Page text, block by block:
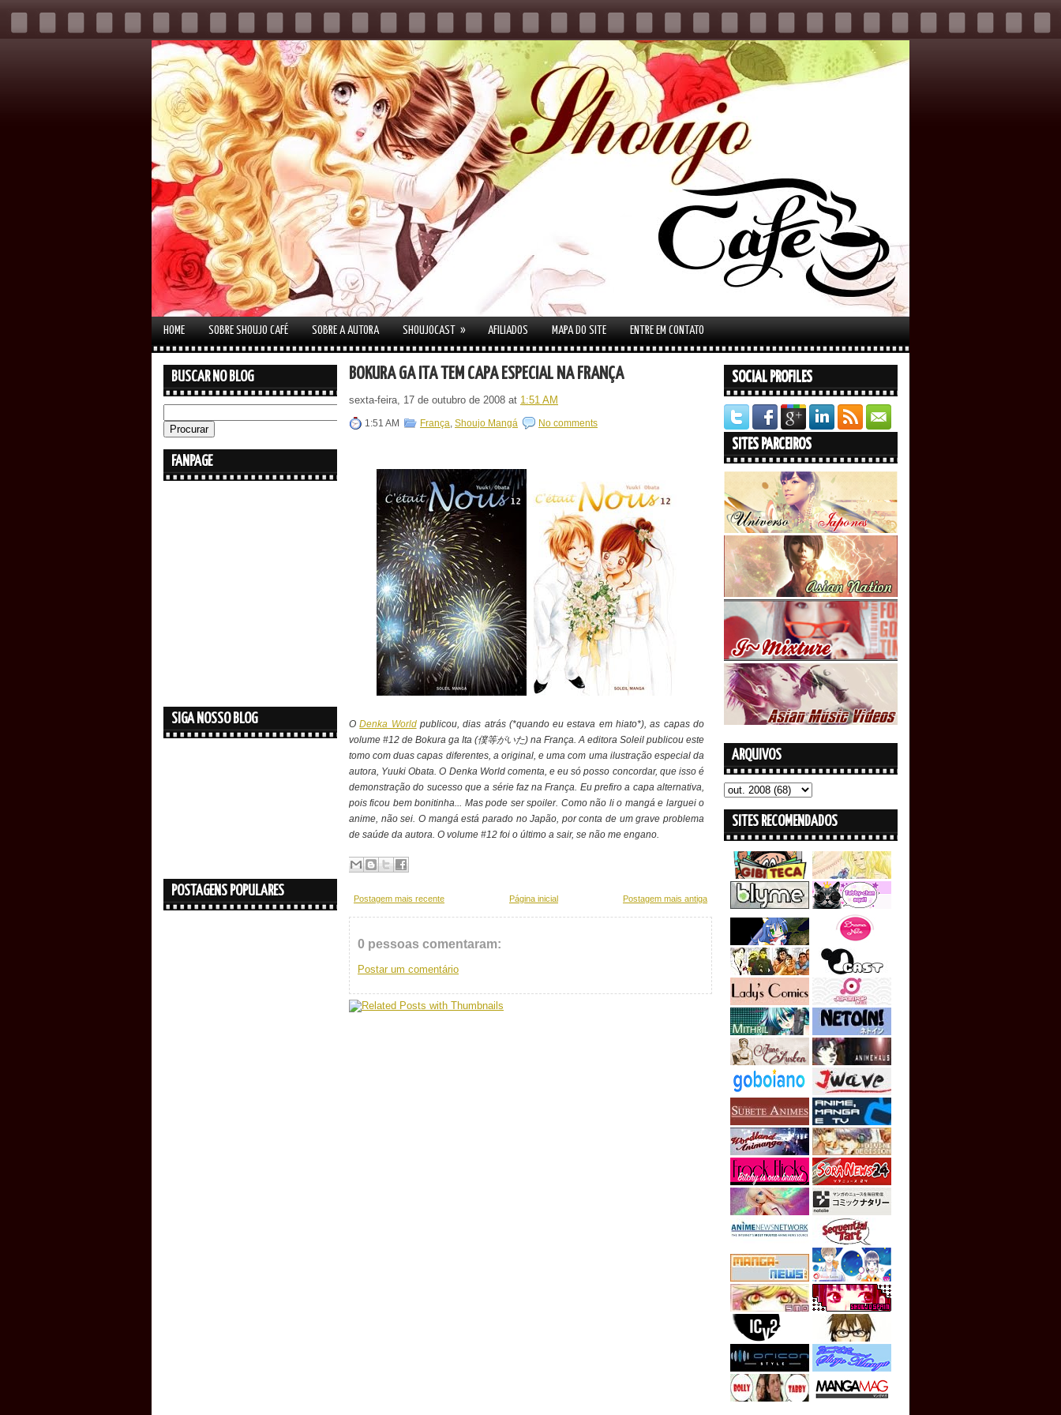
HOME SOBRE SHOUJO CAFÉ SOBRE A AUTORA SHOUJOCAST » AFILIADOS MAPA DO SITE ENTRE EM CONTATO
BUSCAR NO BLOG
FANPAGE
SIGA NOSSO BLOG
POSTAGENS POPULARES
BOKURA GA ITA TEM CAPA ESPECIAL NA FRANÇA
sexta-feira, 17 de outubro de 2008 at 1:51 AM
1:51 AM França, Shoujo Mangá No comments
ODenka Worldpublicou, dias atrás (*quando eu estava em hiato*), as capas do
volume #12 de Bokura ga Ita (僕等がいた) na França. A editora Soleil publicou este
tomo com duas capas diferentes, a original, e uma com uma ilustração especial da
autora, Yuuki Obata. O Denka World comenta, e eu só posso concordar, que isso é
demonstração do sucesso que a série faz na França. Eu prefiro a capa alternativa,
pois ficou bem bonitinha... Mas pode ser spoiler. Como não li o mangá e larguei o
anime, não sei. O mangá está parado no Japão, por conta de um grave problema
de saúde da autora. O volume #12 foi o último a sair, se não me engano.
Postagem mais recente Postagem mais antiga
Página inicial
0 pessoas comentaram:
Postar um comentário
SOCIAL PROFILES
SITES PARCEIROS
ARQUIVOS
SITES RECOMENDADOS